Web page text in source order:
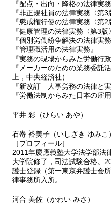
『配点・出向・降格の法律実
『非正規社員の法律実務〈第3
『懲戒権行使の法律実務〈第2
『健康管理の法律実務〈第3版
『個別労働紛争解決の法律実務
『管理職活用の法律実務』
『実務の現場からみた労働行政
『メーカーのための業務委託
上，中央経済社）
『新改訂 人事労務の法律と
『労働法制からみた日本の雇
平井 彩（ひらい あや）
石嵜 裕美子（いしざき ゆみこ）
［プロフィール］
2011年慶應義塾大学法学部法
大学院修了，司法試験合格。
護士登録（第一東京弁護士会
律事務所入所。
河合 美佐（かわい みさ）